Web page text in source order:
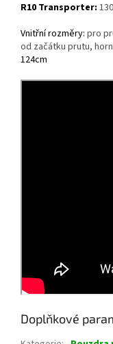
R10 Transporter:
Vnitřní rozměry: pro
od začátku prutu,
124cm
Doplňkové